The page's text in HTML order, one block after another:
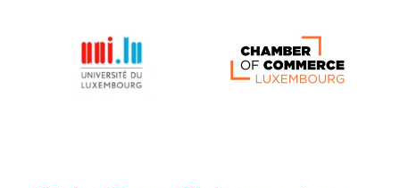
Werner Hoyer
Wolfgang Ketterle